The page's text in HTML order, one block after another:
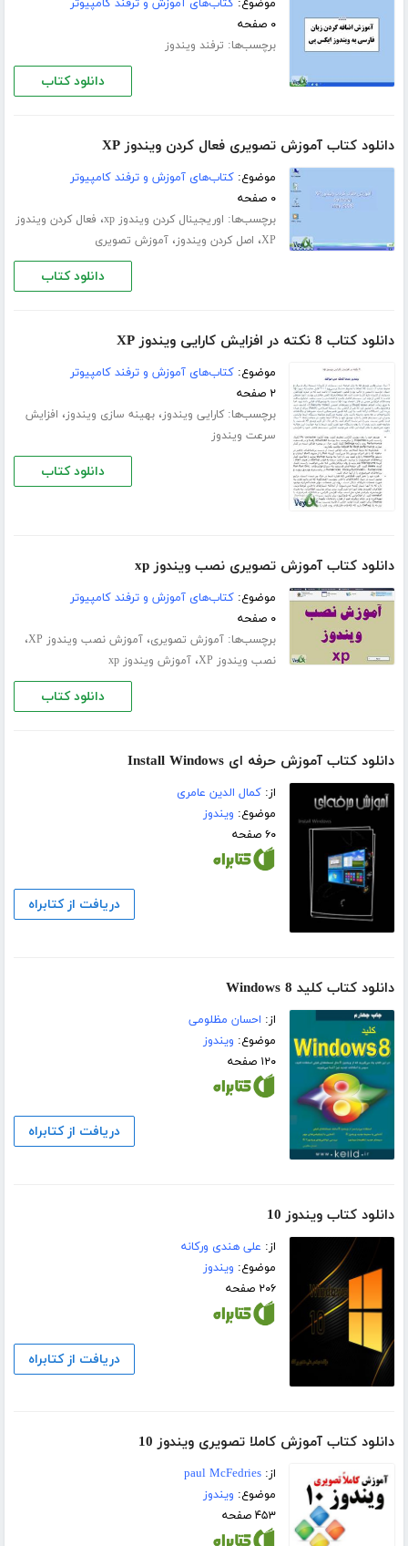
موضوع: کتاب‌های آموزش و ترفند کامپیوتر
۰ صفحه
برچسب‌ها: ترفند ویندوز
دانلود کتاب
دانلود کتاب آموزش تصویری فعال کردن ویندوز XP
موضوع:کتاب‌های آموزش و ترفند کامپیوتر
۰ صفحه
برچسب‌ها: اوریجینال کردن ویندوز xp ، فعال کردن ویندوز
XP، اصل کردن ویندوز،آموزش تصویری
دانلود کتاب
دانلود کتاب 8 نکته در افزایش کارایی ویندوز XP
موضوع:کتاب‌های آموزش و ترفند کامپیوتر
۲ صفحه
برچسب‌ها:کارایی ویندوز،بهینه سازی ویندوز، افزایش
سرعت ویندوز
دانلود کتاب
دانلود کتاب آموزش تصویری نصب ویندوز xp
موضوع:کتاب‌های آموزش و ترفند کامپیوتر
۰ صفحه
برچسب‌ها:آموزش تصویری،آموزش نصب ویندوز XP ،
نصب ویندوز XP ،آموزش ویندوز xp
دانلود کتاب
دانلود کتاب آموزش حرفه ای Install Windows
از:کمال الدین عامری
موضوع: ویندوز
۶۰ صفحه
دریافت از کتابراه
دانلود کتاب کلید Windows 8
از: احسان مظلومی
موضوع: ویندوز
۱۲۰ صفحه
دریافت از کتابراه
دانلود کتاب ویندوز 10
از: علی هندی ورکانه
موضوع: ویندوز
۲۰۶ صفحه
دریافت از کتابراه
دانلود کتاب آموزش کاملا تصویری ویندوز 10
از:paul McFedries
موضوع: ویندوز
۴۵۳ صفحه